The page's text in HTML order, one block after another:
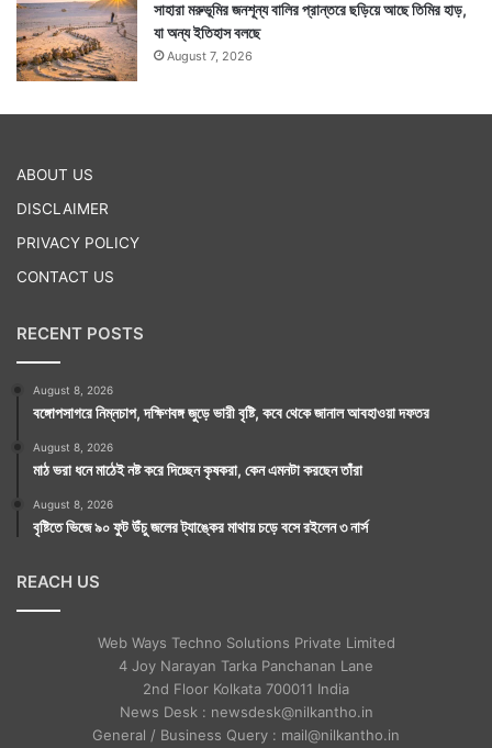
সাহারা মরুভূমির জনশূন্য বালির প্রান্তরে ছড়িয়ে আছে তিমির হাড়,
যা অন্য ইতিহাস বলছে
August 7, 2026
ABOUT US
DISCLAIMER
PRIVACY POLICY
CONTACT US
RECENT POSTS
August 8, 2026
বঙ্গোপসাগরে নিম্নচাপ, দক্ষিণবঙ্গ জুড়ে ভারী বৃষ্টি, কবে থেকে জানাল আবহাওয়া দফতর
August 8, 2026
মাঠ ভরা ধনে মাঠেই নষ্ট করে দিচ্ছেন কৃষকরা, কেন এমনটা করছেন তাঁরা
August 8, 2026
বৃষ্টিতে ভিজে ৯০ ফুট উঁচু জলের ট্যাঙ্কের মাথায় চড়ে বসে রইলেন ৩ নার্স
REACH US
Web Ways Techno Solutions Private Limited
4 Joy Narayan Tarka Panchanan Lane
2nd Floor Kolkata 700011 India
News Desk : newsdesk@nilkantho.in
General / Business Query : mail@nilkantho.in